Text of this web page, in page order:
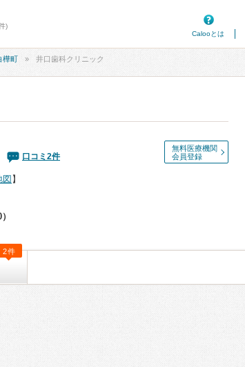
)
Calooとは
樺町 井口歯科クリニック
無料医療機関
会員登録
口コミ 2件
図 】
2件